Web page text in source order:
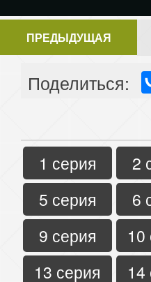
ПРЕДЫДУЩАЯ
Поделиться:
1 серия 2
5 серия
6
9 серия
10
13 серия
14